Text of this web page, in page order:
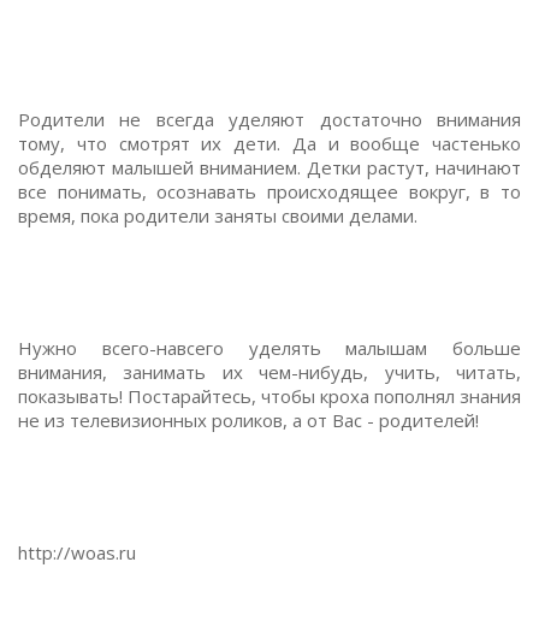
Родители не всегда уделяют достаточно внимания
тому, что смотрят их дети. Да и вообще частенько
обделяют малышей вниманием. Детки растут, начинают
все понимать, осознавать происходящее вокруг, в то
время, пока родители заняты своими делами.
Нужно всего-навсего уделять малышам больше
внимания, занимать их чем-нибудь, учить, читать,
показывать! Постарайтесь, чтобы кроха пополнял знания
не из телевизионных роликов, а от Вас - родителей!
http://woas.ru